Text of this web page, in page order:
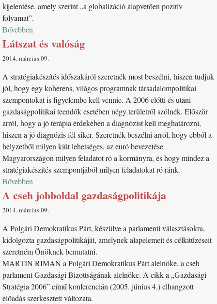
kijelentése, amely szerint „a globalizáció alapvetően pozitív
folyamat”.
Bővebben
Látszat és valóság
2014. március 09
A stratégiakészítés időszakáról szeretnék most beszélni, hiszen tudjuk
jól, hogy egy koherens, világos programnak társadalompolitikai
szempontokat is figyelembe kell vennie. A 2006 előtti és utáni
gazdaságpolitikai teendők esetében négy területről szólnék. Először
arról, hogy a jó terápia érdekében a diagnózist kell meghatározni,
hiszen a jó diagnózis fél siker. Szeretnék beszélni arról, hogy ebből a
helyzetből milyen kiút lehetséges, az euró bevezetése
Magyarországon milyen feladatot ró a kormányra, és hogy mindez a
stratégiakészítés szempontjából milyen feladatokat ró ránk.
Bővebben
A cseh jobboldal gazdaságpolitikája
2014. március 09
A Polgári Demokratikus Párt, készülve a parlamenti választásokra,
kidolgozta gazdaságpolitikáját, amelynek alapelemeit és célkitűzéseit
szeretném Önöknek bemutatni.
MARTIN RIMAN a Polgári Demokratikus Párt alelnöke, a cseh
parlament Gazdasági Bizottságának alelnöke. A cikk a „Gazdasági
Stratégia 2006” című konferencián (2005. június 4.) elhangzott
előadás szerkesztett változata.